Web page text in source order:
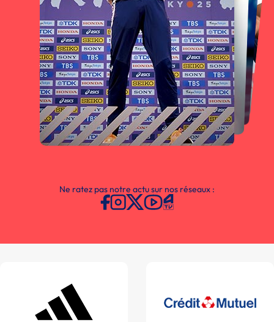
Ne ratez pas notre actu sur nos réseaux :